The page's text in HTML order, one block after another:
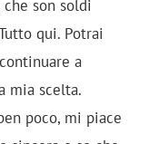
son soldi
qui. Potrai
a
mia scelta.
poco, mi piace